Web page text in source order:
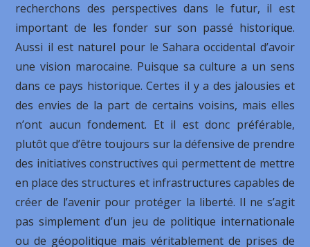
recherchons des perspectives dans le futur, il est
important de les fonder sur son passé historique.
Aussi il est naturel pour le Sahara occidental d’avoir
une vision marocaine. Puisque sa culture a un sens
dans ce pays historique. Certes il y a des jalousies et
des envies de la part de certains voisins, mais elles
n’ont aucun fondement. Et il est donc préférable,
plutôt que d’être toujours sur la défensive de prendre
des initiatives constructives qui permettent de mettre
en place des structures et infrastructures capables de
créer de l’avenir pour protéger la liberté. Il ne s’agit
pas simplement d’un jeu de politique internationale
ou de géopolitique mais véritablement de prises de